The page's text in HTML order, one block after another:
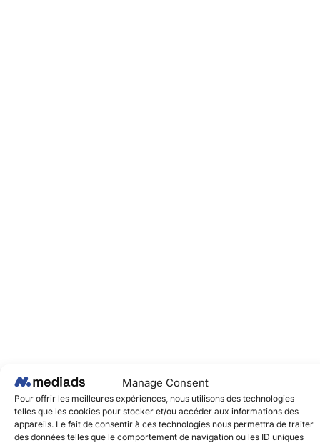
Manage Consent
Pour offrir les meilleures expériences, nous utilisons des technologies
telles que les cookies pour stocker et/ou accéder aux informations des
appareils. Le fait de consentir à ces technologies nous permettra de traiter
des données telles que le comportement de navigation ou les ID uniques